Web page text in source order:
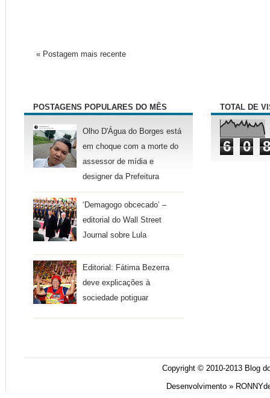
« Postagem mais recente
POSTAGENS POPULARES DO MÊS
Olho D'Água do Borges está
em choque com a morte do
assessor de mídia e
designer da Prefeitura
‘Demagogo obcecado’ –
editorial do Wall Street
Journal sobre Lula
Editorial: Fátima Bezerra
deve explicações à
sociedade potiguar
TOTAL DE
6 0 8
Copyright © 2010-2013 Blog
Desenvolvimento »